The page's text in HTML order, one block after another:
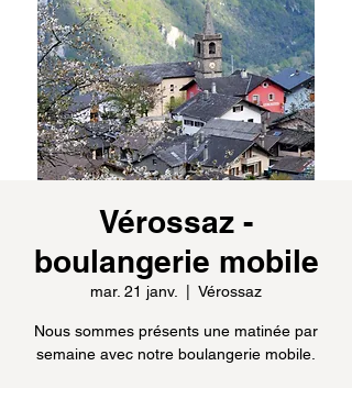
Vérossaz -
boulangerie mobile
mar. 21 janv. Vérossaz
Nous sommes présents une matinée par
semaine avec notre boulangerie mobile.